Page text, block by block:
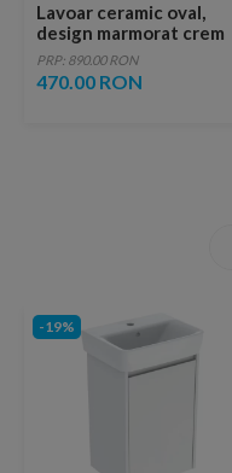
Lavoar ceramic oval,
design marmorat crem
lucios cu vene aurii,
ventil inclus
PRP: 890.00 RON
470.00 RON
-19%